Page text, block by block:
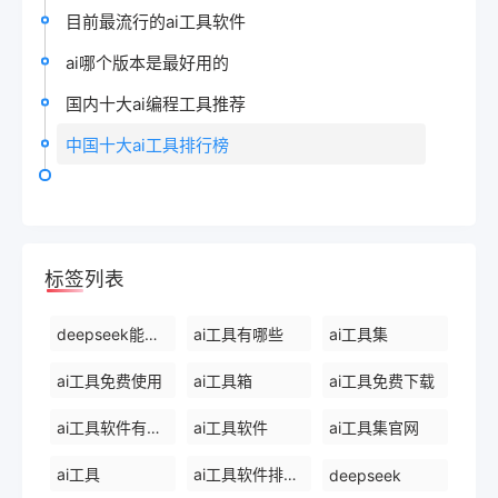
目前最流行的ai工具软件
ai哪个版本是最好用的
国内十大ai编程工具推荐
中国十大ai工具排行榜
标签列表
deepseek能干什么 ai工具有哪些 ai工具集
ai工具免费使用 ai工具箱 ai工具免费下载
ai工具软件有哪些 ai工具软件 ai工具集官网
ai工具 ai工具软件排名前十 deepseek